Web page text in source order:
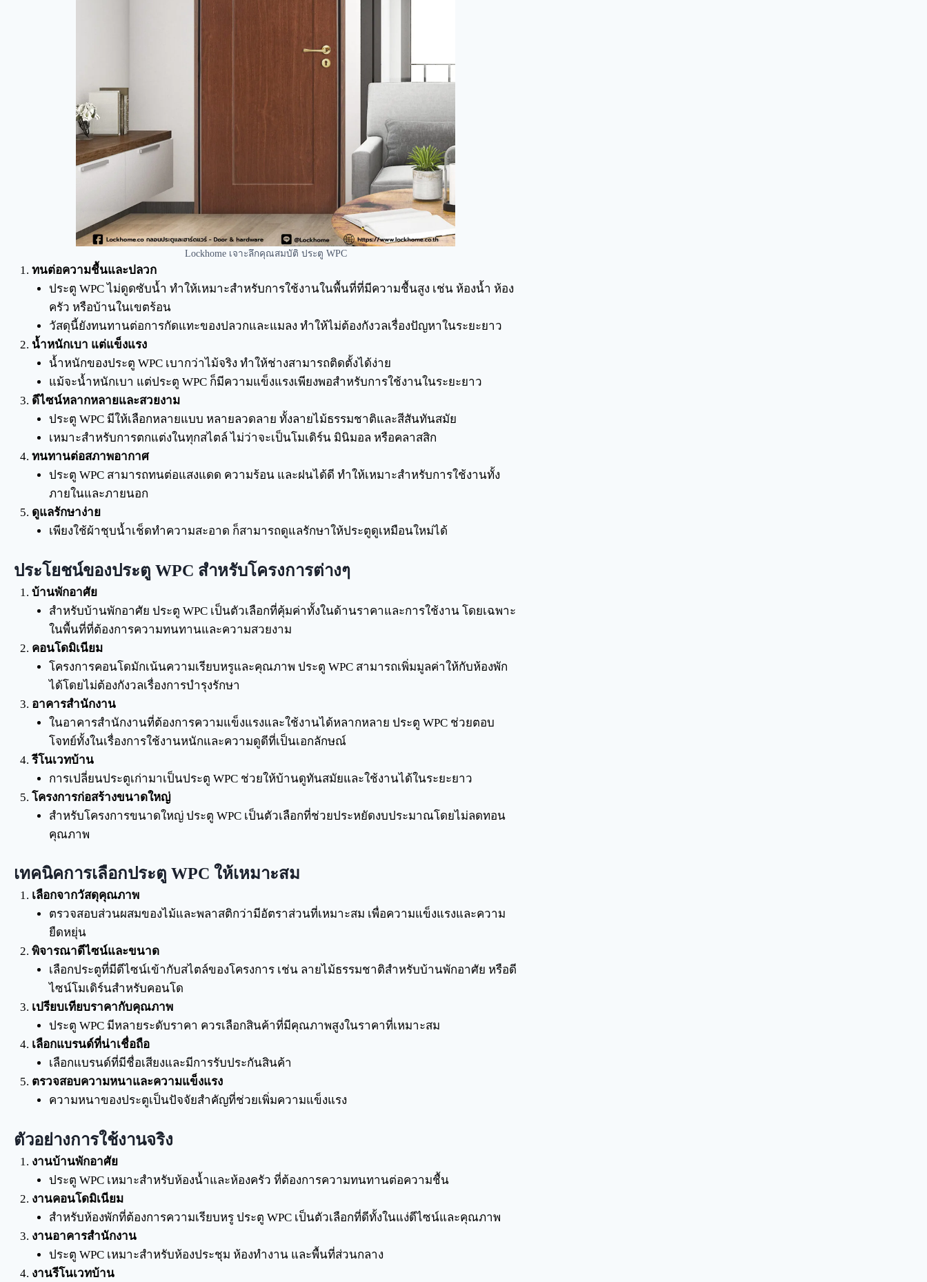
Lockhome เจาะลึกคุณสมบัติ ประตู WPC
ทนต่อความชื้นและปลวก
ประตู WPC ไม่ดูดซับน้ำ ทำให้เหมาะสำหรับการใช้งานในพื้นที่ที่มีความชื้นสูง เช่น ห้องน้ำ ห้อง
ครัว หรือบ้านในเขตร้อน
วัสดุนี้ยังทนทานต่อการกัดแทะของปลวกและแมลง ทำให้ไม่ต้องกังวลเรื่องปัญหาในระยะยาว
น้ำหนักเบา แต่แข็งแรง
น้ำหนักของประตู WPC เบากว่าไม้จริง ทำให้ช่างสามารถติดตั้งได้ง่าย
แม้จะน้ำหนักเบา แต่ประตู WPC ก็มีความแข็งแรงเพียงพอสำหรับการใช้งานในระยะยาว
ดีไซน์หลากหลายและสวยงาม
ประตู WPC มีให้เลือกหลายแบบ หลายลวดลาย ทั้งลายไม้ธรรมชาติและสีสันทันสมัย
เหมาะสำหรับการตกแต่งในทุกสไตล์ ไม่ว่าจะเป็นโมเดิร์น มินิมอล หรือคลาสสิก
ทนทานต่อสภาพอากาศ
ประตู WPC สามารถทนต่อแสงแดด ความร้อน และฝนได้ดี ทำให้เหมาะสำหรับการใช้งานทั้ง
ภายในและภายนอก
ดูแลรักษาง่าย
เพียงใช้ผ้าชุบน้ำเช็ดทำความสะอาด ก็สามารถดูแลรักษาให้ประตูดูเหมือนใหม่ได้
ประโยชน์ของประตู WPC สำหรับโครงการต่างๆ
บ้านพักอาศัย
สำหรับบ้านพักอาศัย ประตู WPC เป็นตัวเลือกที่คุ้มค่าทั้งในด้านราคาและการใช้งาน โดยเฉพาะ
ในพื้นที่ที่ต้องการความทนทานและความสวยงาม
คอนโดมิเนียม
โครงการคอนโดมักเน้นความเรียบหรูและคุณภาพ ประตู WPC สามารถเพิ่มมูลค่าให้กับห้องพัก
ได้โดยไม่ต้องกังวลเรื่องการบำรุงรักษา
อาคารสำนักงาน
ในอาคารสำนักงานที่ต้องการความแข็งแรงและใช้งานได้หลากหลาย ประตู WPC ช่วยตอบ
โจทย์ทั้งในเรื่องการใช้งานหนักและความดูดีที่เป็นเอกลักษณ์
รีโนเวทบ้าน
การเปลี่ยนประตูเก่ามาเป็นประตู WPC ช่วยให้บ้านดูทันสมัยและใช้งานได้ในระยะยาว
โครงการก่อสร้างขนาดใหญ่
สำหรับโครงการขนาดใหญ่ ประตู WPC เป็นตัวเลือกที่ช่วยประหยัดงบประมาณโดยไม่ลดทอน
คุณภาพ
เทคนิคการเลือกประตู WPC ให้เหมาะสม
เลือกจากวัสดุคุณภาพ
ตรวจสอบส่วนผสมของไม้และพลาสติกว่ามีอัตราส่วนที่เหมาะสม เพื่อความแข็งแรงและความ
ยืดหยุ่น
พิจารณาดีไซน์และขนาด
เลือกประตูที่มีดีไซน์เข้ากับสไตล์ของโครงการ เช่น ลายไม้ธรรมชาติสำหรับบ้านพักอาศัย หรือดี
ไซน์โมเดิร์นสำหรับคอนโด
เปรียบเทียบราคากับคุณภาพ
ประตู WPC มีหลายระดับราคา ควรเลือกสินค้าที่มีคุณภาพสูงในราคาที่เหมาะสม
เลือกแบรนด์ที่น่าเชื่อถือ
เลือกแบรนด์ที่มีชื่อเสียงและมีการรับประกันสินค้า
ตรวจสอบความหนาและความแข็งแรง
ความหนาของประตูเป็นปัจจัยสำคัญที่ช่วยเพิ่มความแข็งแรง
ตัวอย่างการใช้งานจริง
งานบ้านพักอาศัย
ประตู WPC เหมาะสำหรับห้องน้ำและห้องครัว ที่ต้องการความทนทานต่อความชื้น
งานคอนโดมิเนียม
สำหรับห้องพักที่ต้องการความเรียบหรู ประตู WPC เป็นตัวเลือกที่ดีทั้งในแง่ดีไซน์และคุณภาพ
งานอาคารสำนักงาน
ประตู WPC เหมาะสำหรับห้องประชุม ห้องทำงาน และพื้นที่ส่วนกลาง
งานรีโนเวทบ้าน